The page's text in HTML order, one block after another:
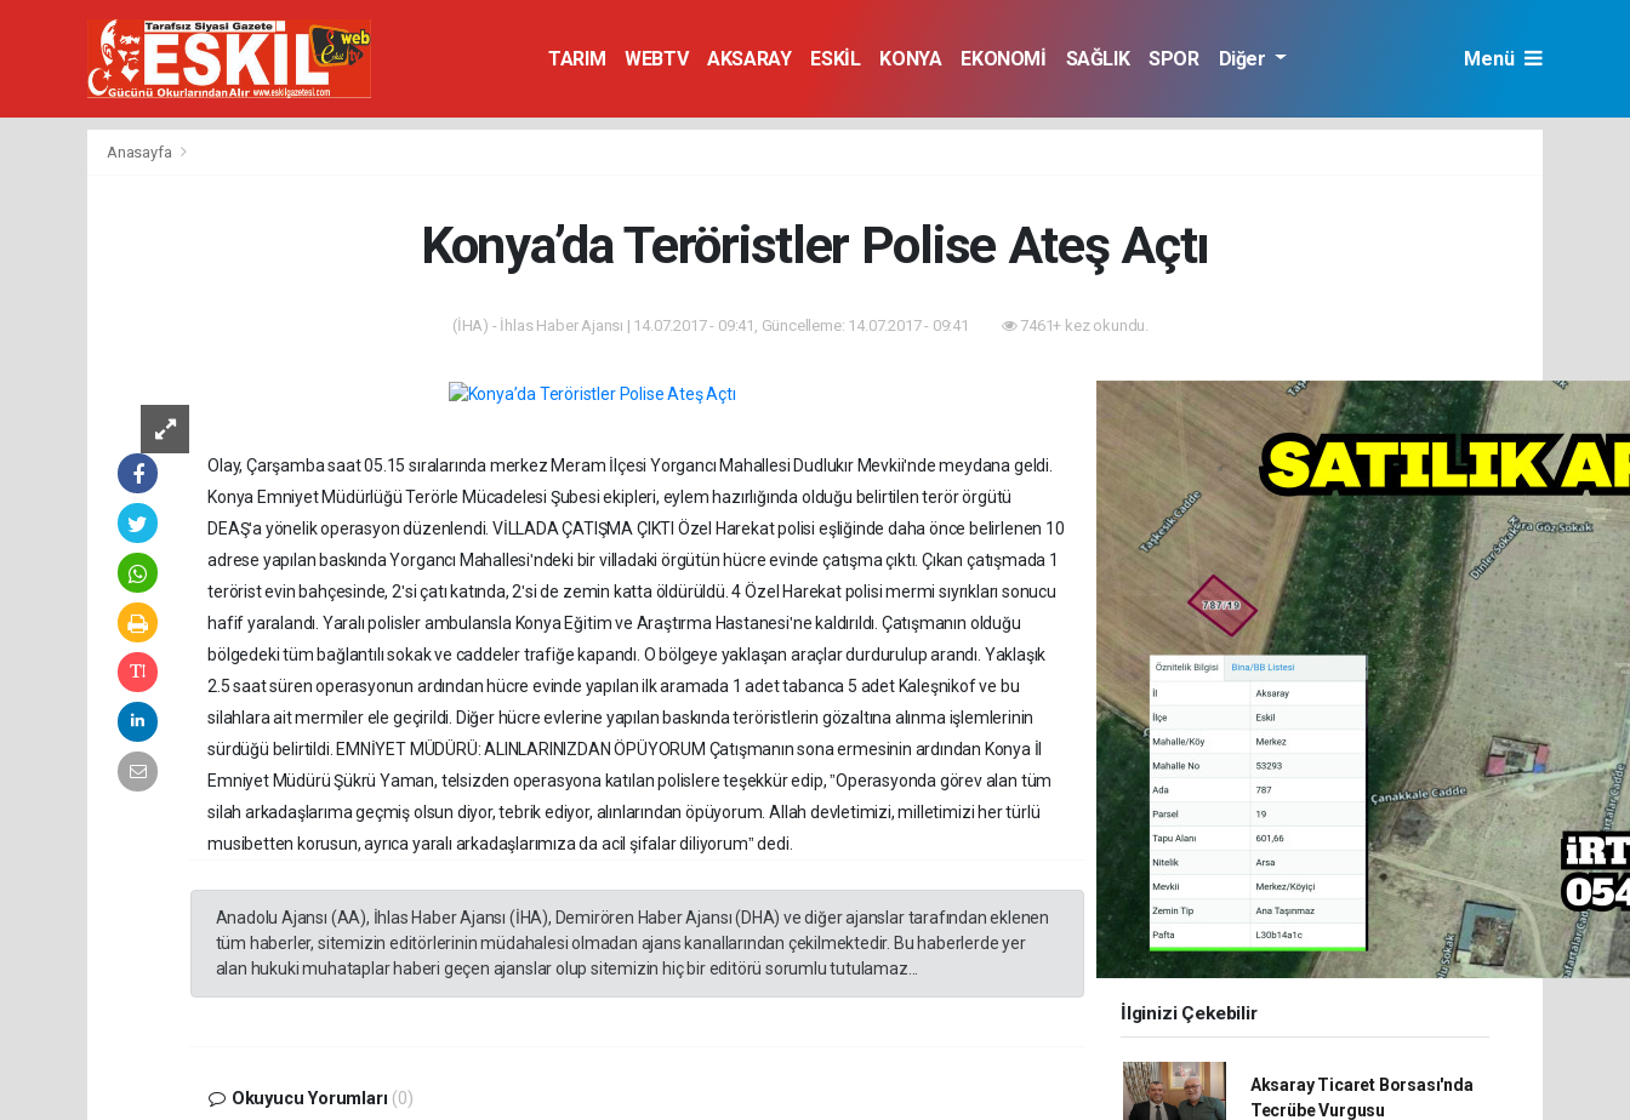
TARIM WEBTV AKSARAY ESKİL KONYA EKONOMİ SAĞLIK SPOR Diğer Menü
Anasayfa
Konya’da Teröristler Polise Ateş Açtı
(İHA) - İhlas Haber Ajansı | 14.07.2017 - 09:41, Güncelleme: 14.07.2017 - 09:41 7461+ kez okundu.
Olay, Çarşamba saat 05.15 sıralarında merkez Meram İlçesi Yorgancı Mahallesi Dudlukır Mevkiiʹnde meydana geldi.
Konya Emniyet Müdürlüğü Terörle Mücadelesi Şubesi ekipleri, eylem hazırlığında olduğu belirtilen terör örgütü
DEAŞʹa yönelik operasyon düzenlendi. VİLLADA ÇATIŞMA ÇIKTI Özel Harekat polisi eşliğinde daha önce belirlenen 10
adrese yapılan baskında Yorgancı Mahallesiʹndeki bir villadaki örgütün hücre evinde çatışma çıktı. Çıkan çatışmada 1
terörist evin bahçesinde, 2ʹsi çatı katında, 2ʹsi de zemin katta öldürüldü. 4 Özel Harekat polisi mermi sıyrıkları sonucu
hafif yaralandı. Yaralı polisler ambulansla Konya Eğitim ve Araştırma Hastanesiʹne kaldırıldı. Çatışmanın olduğu
bölgedeki tüm bağlantılı sokak ve caddeler trafiğe kapandı. O bölgeye yaklaşan araçlar durdurulup arandı. Yaklaşık
2.5 saat süren operasyonun ardından hücre evinde yapılan ilk aramada 1 adet tabanca 5 adet Kaleşnikof ve bu
silahlara ait mermiler ele geçirildi. Diğer hücre evlerine yapılan baskında teröristlerin gözaltına alınma işlemlerinin
sürdüğü belirtildi. EMNİYET MÜDÜRÜ: ALINLARINIZDAN ÖPÜYORUM Çatışmanın sona ermesinin ardından Konya İl
Emniyet Müdürü Şükrü Yaman, telsizden operasyona katılan polislere teşekkür edip, ˮOperasyonda görev alan tüm
silah arkadaşlarıma geçmiş olsun diyor, tebrik ediyor, alınlarından öpüyorum. Allah devletimizi, milletimizi her türlü
musibetten korusun, ayrıca yaralı arkadaşlarımıza da acil şifalar diliyorumˮ dedi.
Anadolu Ajansı (AA), İhlas Haber Ajansı (İHA), Demirören Haber Ajansı (DHA) ve diğer ajanslar tarafından eklenen
tüm haberler, sitemizin editörlerinin müdahalesi olmadan ajans kanallarından çekilmektedir. Bu haberlerde yer
alan hukuki muhataplar haberi geçen ajanslar olup sitemizin hiç bir editörü sorumlu tutulamaz...
Okuyucu Yorumları (0)
İlginizi Çekebilir
Aksaray Ticaret Borsası'nda
Tecrübe Vurgusu